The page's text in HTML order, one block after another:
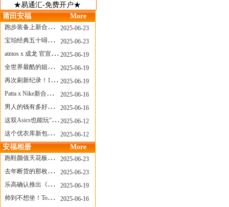
★易通汇-免费开户★
莆田安福 More
跑步装备上新合集，最近有什么可以关注的呢？
2025-06-23
宝珀经典五十噚家族再添新员 适配所有腕围的38mm小表径腕表亮相
2025-06-23
atmos x 成龙 官宣，《警察故事》联名短袖公布！
2025-06-19
全世界最酷的姐姐，和Nike联名的鞋要来了！
2025-06-19
再次刷新纪录！14只 LABUBU 共拍出240万元
2025-06-19
Patta x Nike新合作提前泄露，这次的服饰周边也有亮点？
2025-06-16
男人的钱有多好赚？四个大学生创业卖短裤，年销8个亿！
2025-06-16
这双Asics也能玩“牛仔感”？TOGA联名即将登场！
2025-06-12
这个优衣库新包，能火起来吗？
2025-06-12
安福相册 More
跑鞋颜值天花板？日常也能帅一脸
2025-06-23
去年断货的那枚表， CASIO指环表又要发售了
2025-06-23
乐高确认推出《哥斯拉》积木，这设计也太酷了！
2025-06-19
帅到不想坐！Tom Sachs x Helinox 这把露营椅太炸了
2025-06-16